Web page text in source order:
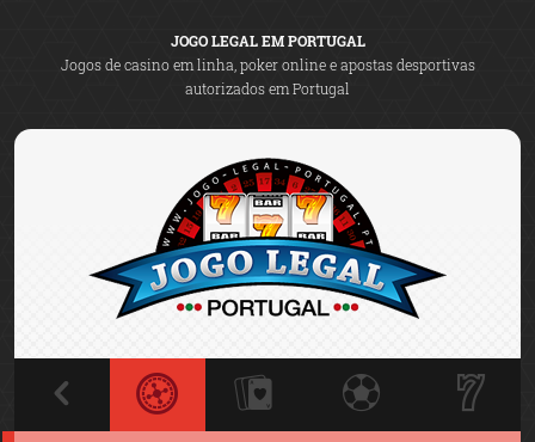
JOGO LEGAL EM PORTUGAL
Jogos de casino em linha, poker online e apostas desportivas
autorizados em Portugal